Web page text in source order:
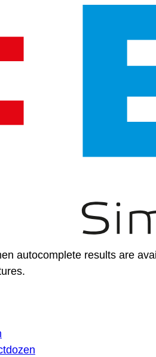
autocomplete results are